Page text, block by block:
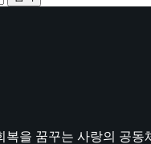
복을 꿈꾸는 사랑의 공동